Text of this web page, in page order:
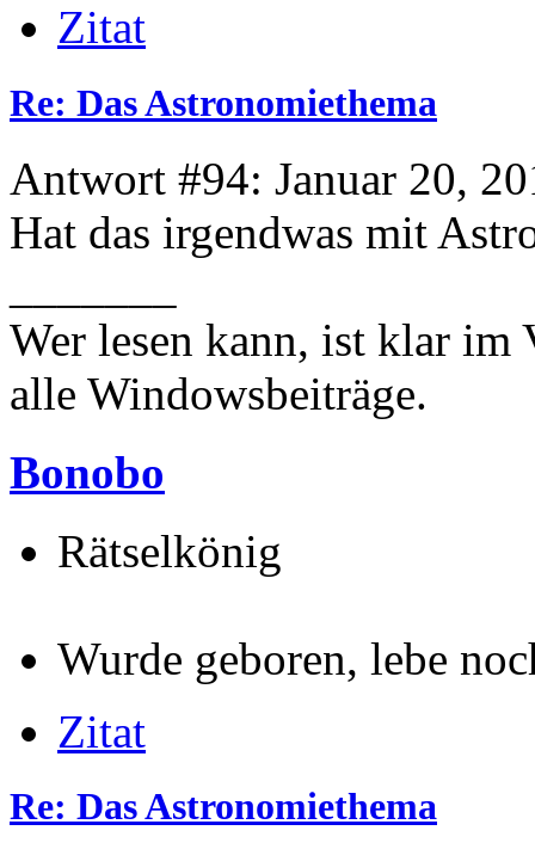
Zitat
Re: Das Astronomiethema
Antwort #94: Januar 20,
Hat das irgendwas mit
Wer lesen kann, ist klar im
alle Windowsbeiträge.
Bonobo
Rätselkönig
Wurde geboren, lebe
Zitat
Re: Das Astronomiethema